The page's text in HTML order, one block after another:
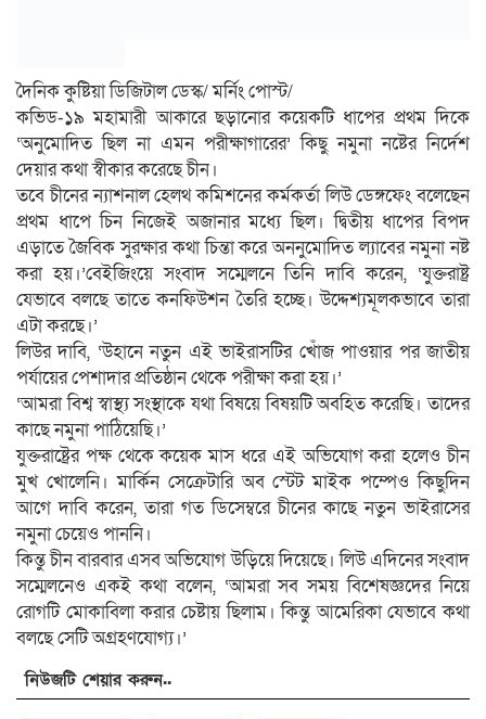
দৈনিক কুষ্টিয়া ডিজিটাল ডেস্ক/ মর্নিং পোস্ট/
কভিড-১৯ মহামারী আকারে ছড়ানোর কয়েকটি ধাপের প্রথম দিকে
‘অনুমোদিত ছিল না এমন পরীক্ষাগারের’ কিছু নমুনা নষ্টের নির্দেশ
দেয়ার কথা স্বীকার করেছে চীন।
তবে চীনের ন্যাশনাল হেলথ কমিশনের কর্মকর্তা লিউ ডেঙ্গফেং বলেছেন
প্রথম ধাপে চিন নিজেই অজানার মধ্যে ছিল। দ্বিতীয় ধাপের বিপদ
এড়াতে জৈবিক সুরক্ষার কথা চিন্তা করে অননুমোদিত ল্যাবের নমুনা নষ্ট
করা হয়।’বেইজিংয়ে সংবাদ সম্মেলনে তিনি দাবি করেন, ‘যুক্তরাষ্ট্র
যেভাবে বলছে তাতে কনফিউশন তৈরি হচ্ছে। উদ্দেশ্যমূলকভাবে তারা
এটা করছে।’
লিউর দাবি, ‘উহানে নতুন এই ভাইরাসটির খোঁজ পাওয়ার পর জাতীয়
পর্যায়ের পেশাদার প্রতিষ্ঠান থেকে পরীক্ষা করা হয়।’
‘আমরা বিশ্ব স্বাস্থ্য সংস্থাকে যথা বিষয়ে বিষয়টি অবহিত করেছি। তাদের
কাছে নমুনা পাঠিয়েছি।’
যুক্তরাষ্ট্রের পক্ষ থেকে কয়েক মাস ধরে এই অভিযোগ করা হলেও চীন
মুখ খোলেনি। মার্কিন সেক্রেটারি অব স্টেট মাইক পম্পেও কিছুদিন
আগে দাবি করেন, তারা গত ডিসেম্বরে চীনের কাছে নতুন ভাইরাসের
নমুনা চেয়েও পাননি।
কিন্তু চীন বারবার এসব অভিযোগ উড়িয়ে দিয়েছে। লিউ এদিনের সংবাদ
সম্মেলনেও একই কথা বলেন, ‘আমরা সব সময় বিশেষজ্ঞদের নিয়ে
রোগটি মোকাবিলা করার চেষ্টায় ছিলাম। কিন্তু আমেরিকা যেভাবে কথা
বলছে সেটি অগ্রহণযোগ্য।’
নিউজটি শেয়ার করুন..